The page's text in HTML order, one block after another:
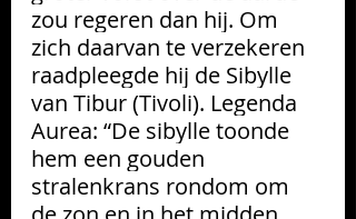
zou regeren dan hij. Om
zich daarvan te verzekeren
raadpleegde hij de Sibylle
van Tibur (Tivoli). Legenda
Aurea: “De sibylle toonde
hem een gouden
stralenkrans rondom om